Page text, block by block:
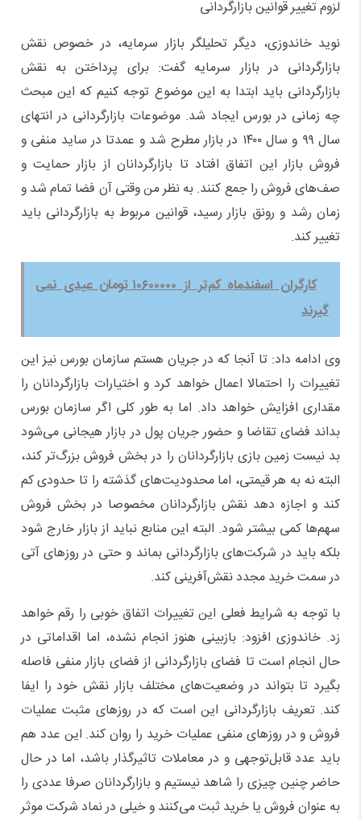
لزوم تغییر قوانین بازارگردانی
نوید خاندوزی، دیگر تحلیلگر بازار سرمایه، در خصوص نقش
بازارگردانی در بازار سرمایه گفت: برای پرداختن به نقش
بازارگردانی باید ابتدا به این موضوع توجه کنیم که این مبحث
چه زمانی در بورس ایجاد شد. موضوعات بازارگردانی در انتهای
سال ۹۹ و سال ۱۴۰۰ در بازار مطرح شد و عمدتا در ساید منفی و
فروش بازار این اتفاق افتاد تا بازارگردانان از بازار حمایت و
صف‌های فروش را جمع کنند. به نظر من وقتی آن فضا تمام شد و
زمان رشد و رونق بازار رسید، قوانین مربوط به بازارگردانی باید
تغییر کند.
کارگران اسفندماه کم‌تر از ۱۰۶۰۰۰۰۰ تومان عیدی نمی
گیرند
وی ادامه داد: تا آنجا که در جریان هستم سازمان بورس نیز این
تغییرات را احتمالا اعمال خواهد کرد و اختیارات بازارگردانان را
مقداری افزایش خواهد داد. اما به طور کلی اگر سازمان بورس
بداند فضای تقاضا و حضور جریان پول در بازار هیجانی می‌شود
بد نیست زمین بازی بازارگردانان را در بخش فروش بزرگ‌تر کند،
البته نه به هر قیمتی، اما محدودیت‌های گذشته را تا حدودی کم
کند و اجازه دهد نقش بازارگردانان مخصوصا در بخش فروش
سهم‌ها کمی بیشتر شود. البته این منابع نباید از بازار خارج شود
بلکه باید در شرکت‌های بازارگردانی بماند و حتی در روز‌های آتی
در سمت خرید مجدد نقش‌آفرینی کند.
با توجه به شرایط فعلی این تغییرات اتفاق خوبی را رقم خواهد
زد. خاندوزی افزود: بازبینی هنوز انجام نشده، اما اقداماتی در
حال انجام است تا فضای بازارگردانی از فضای بازار منفی فاصله
بگیرد تا بتواند در وضعیت‌های مختلف بازار نقش خود را ایفا
کند. تعریف بازارگردانی این است که در روز‌های مثبت عملیات
فروش و در روز‌های منفی عملیات خرید را روان کند. این عدد هم
باید عدد قابل‌توجهی و در معاملات تاثیرگذار باشد، اما در حال
حاضر چنین چیزی را شاهد نیستیم و بازارگردانان صرفا عددی را
به عنوان فروش یا خرید ثبت می‌کنند و خیلی در نماد شرکت موثر